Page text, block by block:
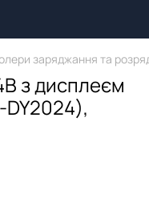
заряджання та
з дисплеєм
DY2024),